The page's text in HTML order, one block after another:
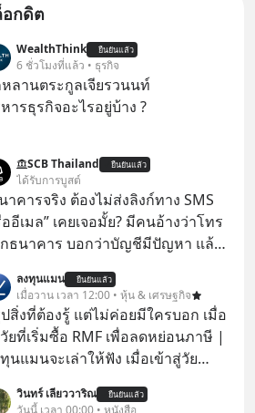
อกดิต
WealthThink ยืนยันแล้ว
6 ชั่วโมงที่แล้ว • ธุรกิจ
ลานตระกูลเจียรวนนท์
ารธุรกิจอะไรอยู่บ้าง ?
SCB Thailand ยืนยันแล้ว
ได้รับการบูสต์
าคารจริง ต้องไม่ส่งลิงก์ทาง SMS
อีเมล” เคยเจอมั้ย? มีคนอ้างว่าโทร
ธนาคาร บอกว่าบัญชีมีปัญหา แล้ว
มาฟัง “ป้าเก๋าเล่ากลโกง” เพื่อรู้ทัน
ลอกลวงในคราบความน่าเชื่อถือ
กง #ป้าเก๋าเล่ากล
#LivesSustainably #อยู่อย่าง
ยืน #CyberSecurity #ป้าเก๋า
#FinancialLiteracy
ลงทุนแมน ยืนยันแล้ว
เมื่อวาน เวลา 12:00 • หุ้น & เศรษฐกิจ
สิ่งที่ต้องรู้ แต่ไม่ค่อยมีใครบอก เมื่อ
ยที่เริ่มซื้อ RMF เพื่อลดหย่อนภาษี |
นแมนจะเล่าให้ฟัง เมื่อเข้าสู่วัย
นะนำให้ วินทร์ เลียววาริณ ยืนยันแล้ว